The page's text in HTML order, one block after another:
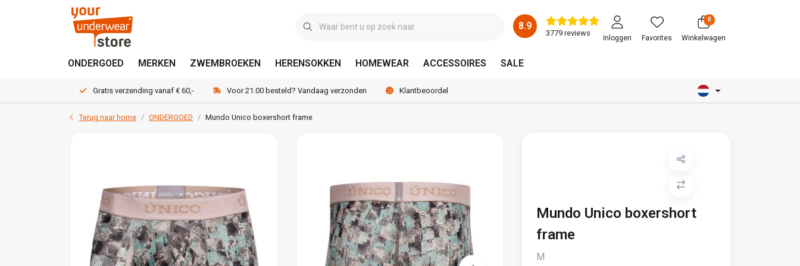
8.9
3779 reviews
Inloggen Favorites
0
Winkelwagen
ONDERGOED MERKEN ZWEMBROEKEN HERENSOKKEN HOMEWEAR ACCESSOIRES SALE
Gratis verzending vanaf € 60,- Voor 21.00 besteld? Vandaag verzonden Klantbeoordeling 8.9 / 10
Terug naar home ONDERGOED Mundo Unico boxershort frame
Mundo Unico boxershort
frame
M